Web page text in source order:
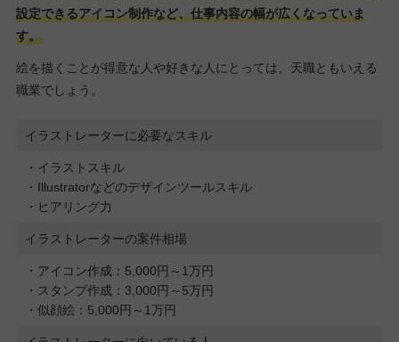
設定できるアイコン制作など、仕事内容の幅が広くなっていま
す。
絵を描くことが得意な人や好きな人にとっては、天職ともいえる
職業でしょう。
イラストレーターに必要なスキル
・イラストスキル
・Illustratorなどのデザインツールスキル
・ヒアリング力
イラストレーターの案件相場
・アイコン作成：5,000円～1万円
・スタンプ作成：3,000円～5万円
・似顔絵：5,000円～1万円